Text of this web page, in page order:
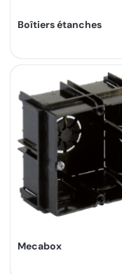
Boîtiers étanches
Mecabox